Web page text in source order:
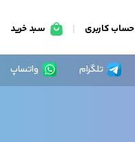
حساب کاربری سبد خرید
تلگرام واتساپ